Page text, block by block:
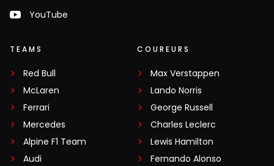
YouTube
TEAMS
Red Bull
McLaren
Ferrari
Mercedes
Alpine F1 Team
Audi
COUREURS
Max Verstappen
Lando Norris
George Russell
Charles Leclerc
Lewis Hamilton
Fernando Alonso